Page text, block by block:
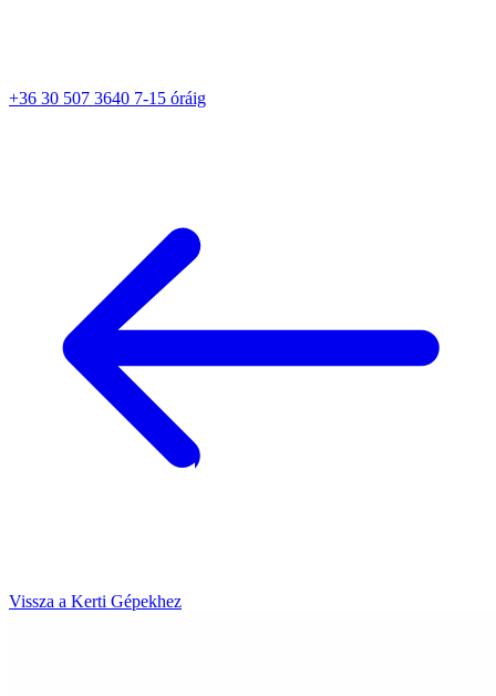
+36 30 507 3640 7-15 óráig
Vissza a Kerti Gépekhez